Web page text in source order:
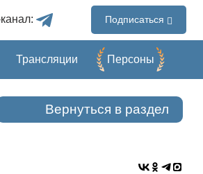
Подписаться
Трансляции Перcоны
Вернуться в раздел